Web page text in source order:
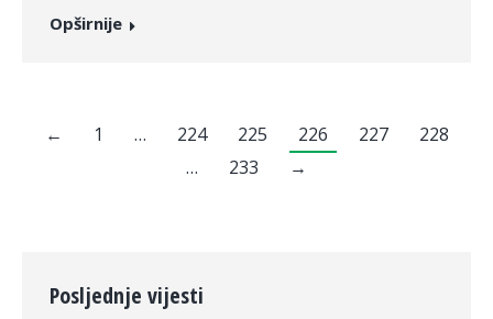
Opširnije
← 1 … 224 225 226 227
228
…
233 →
Posljednje vijesti